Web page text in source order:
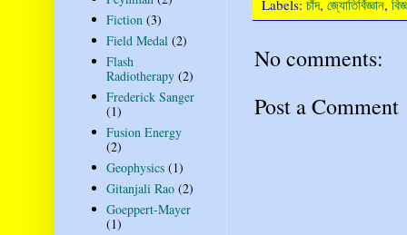
Labels: চাঁদ, জ্যোতির্বিজ্ঞান,
No comments:
Post a Comment
Fiction (3)
Field Medal (2)
Flash
Radiotherapy (2)
Frederick Sanger
(1)
Fusion Energy
(2)
Geophysics (1)
Gitanjali Rao (2)
Goeppert-Mayer
(1)